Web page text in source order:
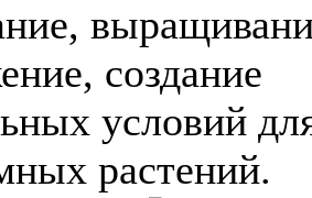
создание
условий
растений.